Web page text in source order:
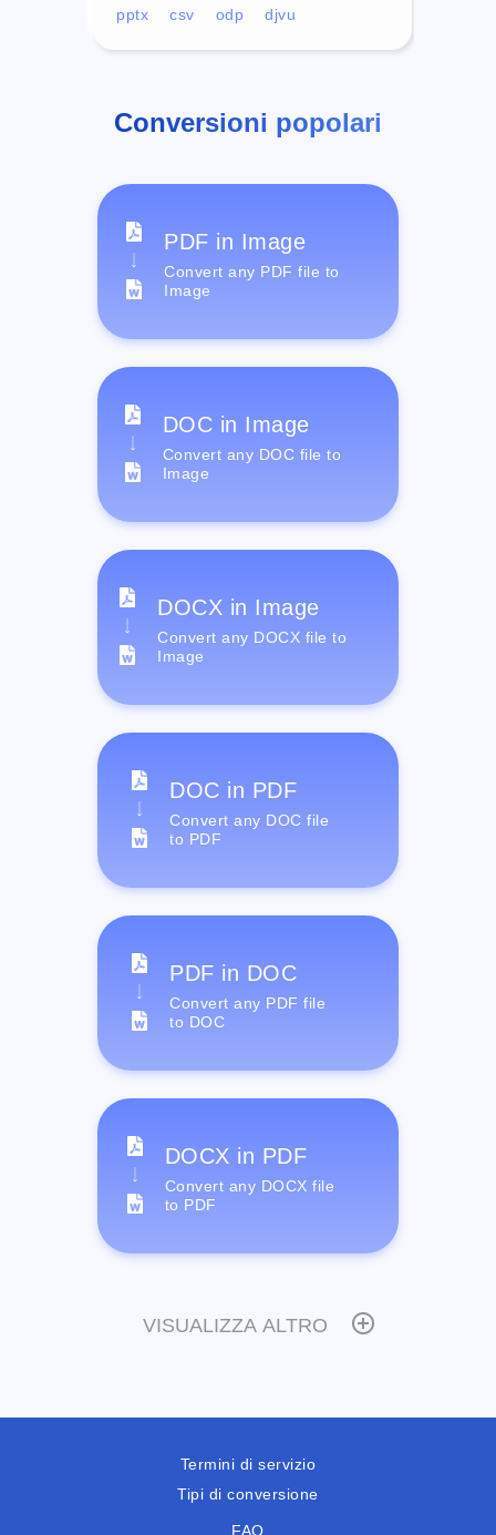
pptx
csv odp djvu
Conversioni popolari
PDF in Image
Convert any PDF file to
Image
DOC in Image
Convert any DOC file to
Image
DOCX in Image
Convert any DOCX file to
Image
DOC in PDF
Convert any DOC file
to PDF
PDF in DOC
Convert any PDF file
to DOC
DOCX in PDF
Convert any DOCX file
to PDF
VISUALIZZA ALTRO
Termini di servizio
Tipi di conversione
FAQ